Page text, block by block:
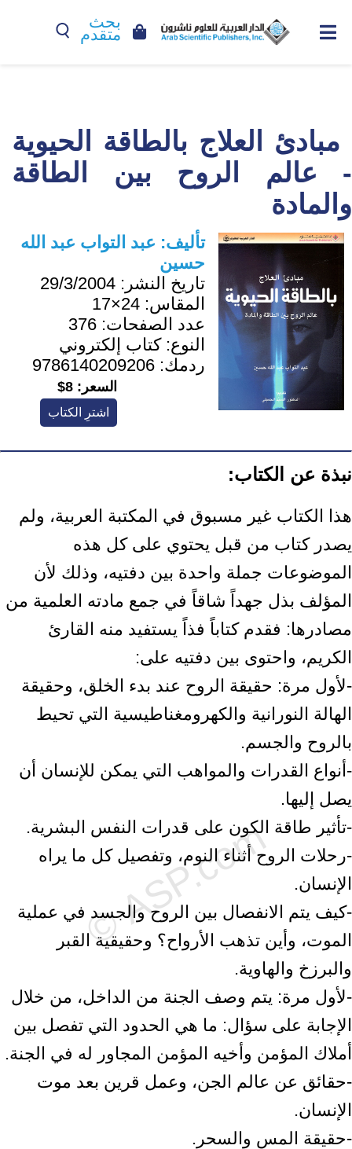
بحث
متقدم
مبادئ العلاج بالطاقة الحيوية
- عالم الروح بين الطاقة
والمادة
تأليف: عبد التواب عبد الله
حسين
تاريخ النشر: 29/3/2004
المقاس: 24×17
عدد الصفحات: 376
النوع:كتاب إلكتروني
ردمك: 9786140209206
السعر: 8$
اشترِ الكتاب
نبذة عن الكتاب:
هذا الكتاب غير مسبوق في المكتبة العربية، ولم
يصدر كتاب من قبل يحتوي على كل هذه
الموضوعات جملة واحدة بين دفتيه، وذلك لأن
المؤلف بذل جهداً شاقاً في جمع مادته العلمية من
مصادرها: فقدم كتاباً فذاً يستفيد منه القارئ
الكريم، واحتوى بين دفتيه على:
-لأول مرة: حقيقة الروح عند بدء الخلق، وحقيقة
الهالة النورانية والكهرومغناطيسية التي تحيط
بالروح والجسم.
-أنواع القدرات والمواهب التي يمكن للإنسان أن
يصل إليها.
-تأثير طاقة الكون على قدرات النفس البشرية.
-رحلات الروح أثناء النوم، وتفصيل كل ما يراه
الإنسان.
-كيف يتم الانفصال بين الروح والجسد في عملية
الموت، وأين تذهب الأرواح؟ وحقيقية القبر
والبرزخ والهاوية.
-لأول مرة: يتم وصف الجنة من الداخل، من خلال
الإجابة على سؤال: ما هي الحدود التي تفصل بين
أملاك المؤمن وأخيه المؤمن المجاور له في الجنة.
-حقائق عن عالم الجن، وعمل قرين بعد موت
الإنسان.
-حقيقة المس والسحر.